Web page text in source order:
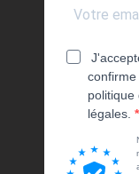
politique
légales.